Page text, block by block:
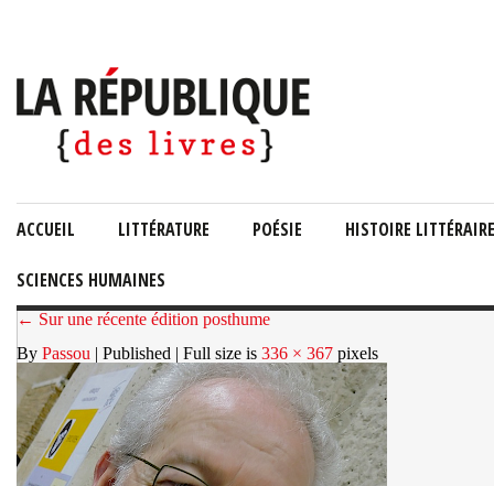
ACCUEIL LITTÉRATURE POÉSIE HISTOIRE LITTÉRAIRE
SCIENCES HUMAINES
← Sur une récente édition posthume
By Passou | Published | Full size is 336 × 367 pixels